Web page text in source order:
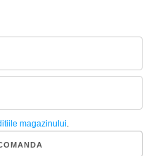
magazinului.